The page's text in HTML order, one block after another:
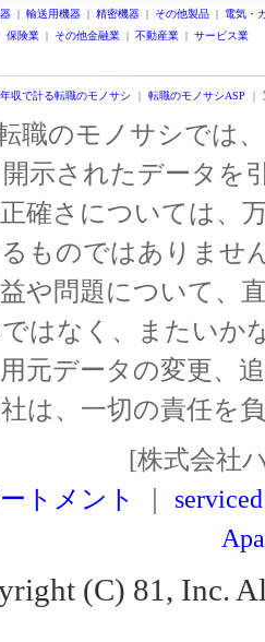
| 輸送用機器 | 精密機器 | その他製品 | 電気・
保険業 | その他金融業 | 不動産業 | サービス業
年収で計る転職のモノサシ ｜ 転職のモノサシASP ｜
職のモノサシでは
示されたデータを
確さについては、
ものではありませ
や問題について、
はなく、またいか
元データの変更、
は、一切の責任を
[株式会社
トメント
(C) 81, Inc.